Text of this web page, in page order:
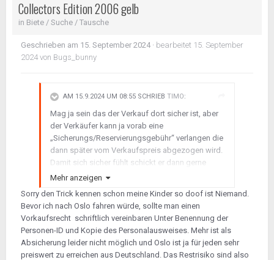
Collectors Edition 2006 gelb
in Biete / Suche / Tausche
Geschrieben am 15. September 2024· bearbeitet 15. September
2024 von Bugs_bunny
AM 15.9.2024 UM 08:55 SCHRIEB TIMO:
Mag ja sein das der Verkauf dort sicher ist, aber
der Verkäufer kann ja vorab eine
„Sicherungs/Reservierungsgebühr“ verlangen die
dann später vom Verkaufspreis abgezogen wird.
Damit sich sicher fühlt schickt er dann gerne
„SEINEN“ Personalausweis……
Mehr anzeigen
Sorry den Trick kennen schon meine Kinder so doof ist Niemand.
Bevor ich nach Oslo fahren würde, sollte man einen
Vorkaufsrecht schriftlich vereinbaren Unter Benennung der
Personen-ID und Kopie des Personalausweises. Mehr ist als
Absicherung leider nicht möglich und Oslo ist ja für jeden sehr
preiswert zu erreichen aus Deutschland. Das Restrisiko sind also